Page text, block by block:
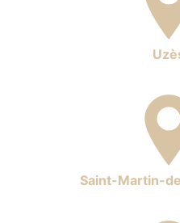
Saint-Martin-